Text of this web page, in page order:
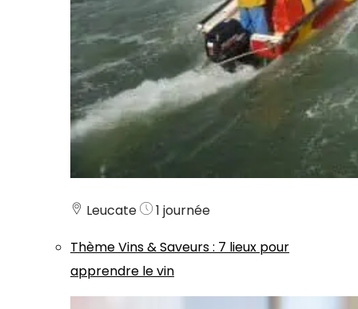
Leucate
1 journée
ThèmeVins & Saveurs: 7 lieux pour
apprendre le vin